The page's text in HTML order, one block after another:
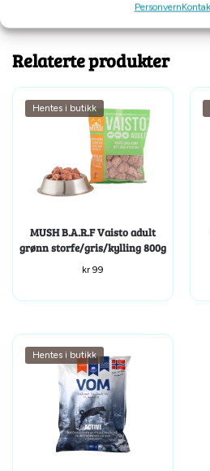
Personvern
Tilleggsinformasjon
Relaterte produkter
Hentes i butikk
MUSH B.A.R.F Vaisto adult
grønn storfe/gris/kylling 800g
kr 99
Hentes i butikk